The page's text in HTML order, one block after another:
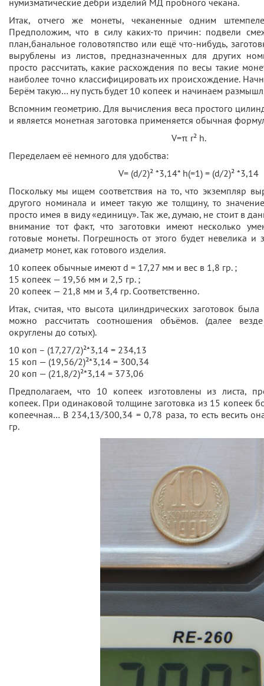
нумизматические дебри изделий МД пробного чекана.
Итак, отчего же монеты, чеканенные одним
Предположим, что в силу каких-то причин: подвели
план,банальное головотяпство или ещё что-нибудь,
вырублены из листов, предназначенных для других
просто рассчитать, какие расхождения по весы такие
наиболее точно классифицировать их происхождение.
Берём такую… ну пусть будет 10 копеек и начинаем
Вспомним геометрию. Для вычисления веса простого
и является монетная заготовка применяется обычная
V=π r² h.
Переделаем её немного для удобства:
V= (d/2)² *3,14* h(=1) = (d/2)² *3,14
Поскольку мы ищем соответствия на то, что экземпляр
другого номинала и имеет такую же толщину, то
просто имея в виду «единицу». Так же, думаю, не стоит в
внимание тот факт, что заготовки имеют несколько
готовые монеты. Погрешность от этого будет невелика и
диаметр монет, как готового изделия.
10 копеек обычные имеют d = 17,27 мм и вес в 1,8 гр. ;
15 копеек — 19,56 мм и 2,5 гр. ;
20 копеек — 21,8 мм и 3,4 гр. Соответственно.
Итак, считая, что высота цилиндрических заготовок
можно рассчитать соотношения объёмов. (далее
округлены до сотых).
10 коп – (17,27/2)²*3,14 = 234,13
15 коп — (19,56/2)²*3,14 = 300,34
20 коп — (21,8/2)²*3,14 = 373,06
Предполагаем, что 10 копеек изготовлены из листа,
копеек. При одинаковой толщине заготовка из 15 копеек
копеечная… В 234,13/300,34 = 0,78 раза, то есть весить
гр.